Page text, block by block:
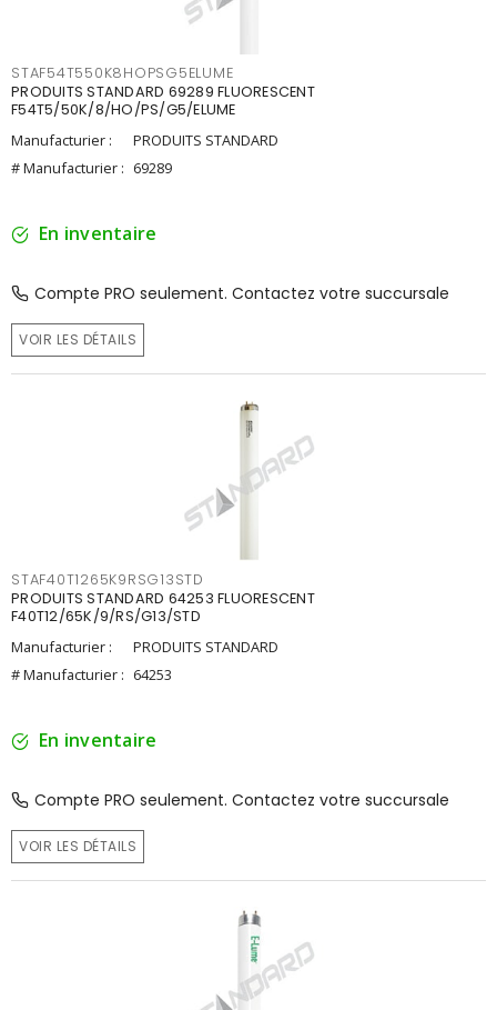
STAF54T550K8HOPSG5ELUME
PRODUITS STANDARD 69289 FLUORESCENT
F54T5/50K/8/HO/PS/G5/ELUME
Manufacturier :
PRODUITS STANDARD
# Manufacturier : 69289
En inventaire
Compte PRO seulement. Contactez votre succursale
VOIR LES DÉTAILS
STAF40T1265K9RSG13STD
PRODUITS STANDARD 64253 FLUORESCENT
F40T12/65K/9/RS/G13/STD
Manufacturier :
PRODUITS STANDARD
# Manufacturier : 64253
En inventaire
Compte PRO seulement. Contactez votre succursale
VOIR LES DÉTAILS